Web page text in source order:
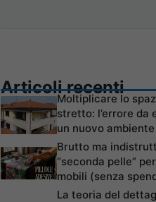
Articoli recenti
Moltiplicare lo
stretto: l’errore da
un nuovo ambiente
Brutto ma
“seconda pelle”
mobili (senza
La teoria del